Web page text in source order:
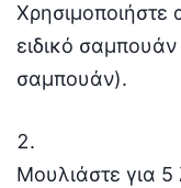
Χρησιμοποιήστε
ειδικό
σαμπουάν).
Μουλιάστε για